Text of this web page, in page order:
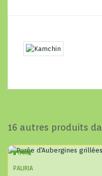
16 autres produits
New
PALIRIA